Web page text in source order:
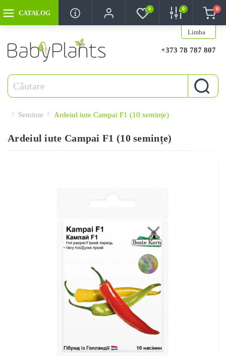
CATALOG
Limba
0 0 0
+373 78 787 807
Seminte Ardeiul iute Campai F1 (10 semințe)
Ardeiul iute Campai F1 (10 semințe)